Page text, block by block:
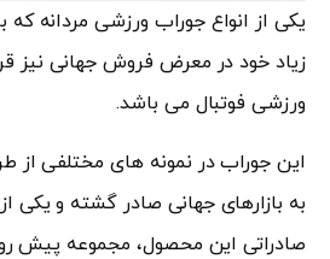
یکی از انواع جوراب ورزشی مردانه که
زیاد خود در معرض فروش جهانی نیز
ورزشی فوتبال می باشد.
این جوراب در نمونه های مختلفی از
به بازارهای جهانی صادر گشته و یکی
صادراتی این محصول، مجموعه پیش